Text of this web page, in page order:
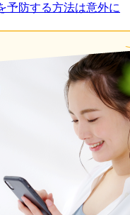
予防する方法は意外に